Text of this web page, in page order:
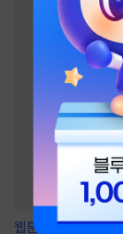
웹툰 열여덟의 침대